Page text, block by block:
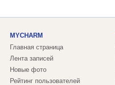
MYCHARM
Главная страница
Лента записей
Новые фото
Рейтинг пользователей